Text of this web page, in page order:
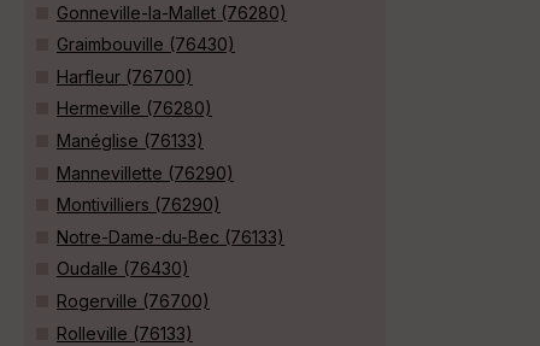
Gonneville-la-Mallet (76280)
Graimbouville (76430)
Harfleur (76700)
Hermeville (76280)
Manéglise (76133)
Mannevillette (76290)
Montivilliers (76290)
Notre-Dame-du-Bec (76133)
Oudalle (76430)
Rogerville (76700)
Rolleville (76133)